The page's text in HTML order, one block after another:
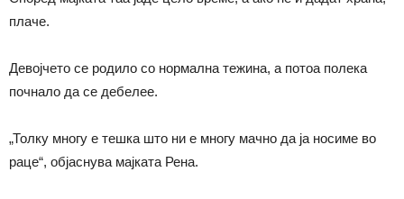
плаче.
Девојчето се родило со нормална тежина, а потоа полека
почнало да се дебелее.
„Толку многу е тешка што ни е многу мачно да ја носиме во
раце“, објаснува мајката Рена.